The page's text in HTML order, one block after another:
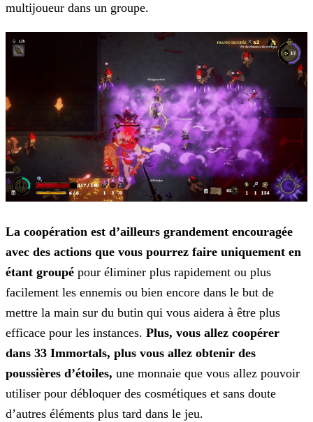
multijoueur dans un groupe.
La coopération est d’ailleurs grandement encouragée
avec des actions que vous pourrez faire uniquement en
étant groupé pour éliminer plus rapidement ou plus
facilement les ennemis ou bien encore dans le but de
mettre la main sur du butin qui vous aidera à être plus
efficace pour les instances. Plus, vous allez coopérer
dans 33 Immortals, plus vous allez obtenir des
poussières d’étoiles, une monnaie que vous allez pouvoir
utiliser pour débloquer des cosmétiques et sans doute
d’autres éléments plus tard dans le jeu.